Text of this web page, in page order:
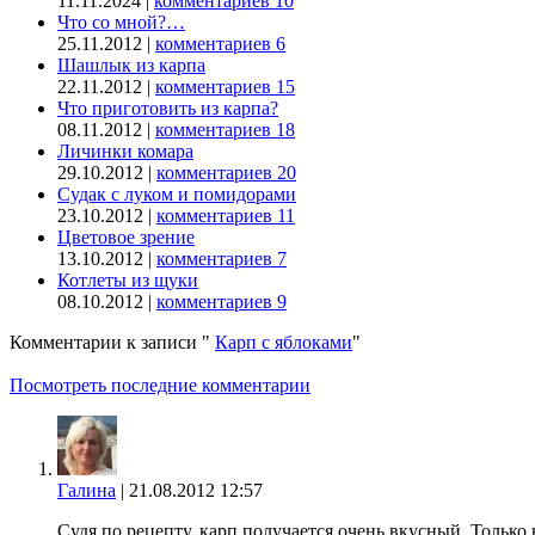
Что со мной?…
25.11.2012 | комментариев 6
Шашлык из карпа
22.11.2012 | комментариев 15
Что приготовить из карпа?
08.11.2012 | комментариев 18
Личинки комара
29.10.2012 | комментариев 20
Судак с луком и помидорами
23.10.2012 | комментариев 11
Цветовое зрение
13.10.2012 | комментариев 7
Котлеты из щуки
08.10.2012 | комментариев 9
Комментарии к записи " Карп с яблоками"
Посмотреть последние комментарии
Галина | 21.08.2012 12:57
Судя по рецепту, карп получается очень вкусный.